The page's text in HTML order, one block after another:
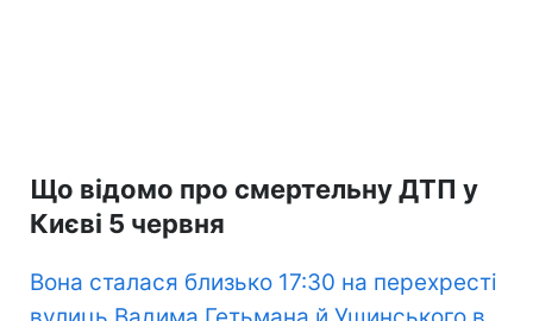
Що відомо про смертельну ДТП у
Києві 5 червня
Вона сталася близько 17:30 на перехресті